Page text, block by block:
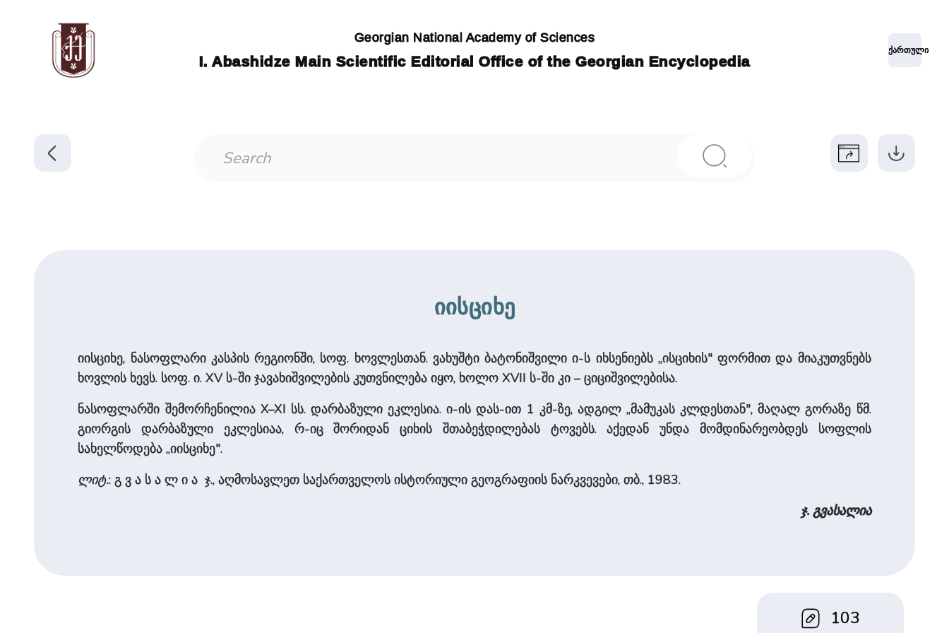
Georgian National Academy of Sciences
I. Abashidze Main Scientific Editorial Office of the Georgian Encyclopedia
ქართული
იისციხე
იისციხე, ნასოფლარი კასპის რეგიონში, სოფ. ხოვლესთან. ვახუშტი ბატონი­შვილი ი-ს იხსენიებს „ისციხის" ფორმით და მიაკუთვნებს
ხოვლის ხევს. სოფ. ი. XV ს-ში ჯა­ვა­ხი­შვი­ლების კუთვნილება იყო, ხოლო XVII ს-ში კი – ციციშვილებისა.
ნასოფლარში შემორჩენილია X–XI სს. დარბაზული ეკლესია. ი-ის დას-ით 1 კმ-ზე, ადგილ „მამუკას კლდესთან", მაღალ გორაზე წმ.
გიორგის დარბაზული ეკლესიაა, რ-იც შორიდან ციხის შთაბეჭდილებას ტოვებს. აქედან უნდა მომდინარეობდეს სოფლის
სახელწოდება „იისციხე".
ლიტ.: გ ვ ა ს ა ლ ი ა ჯ., აღმოსავლეთ სა­ქარ­თვე­ლოს ისტორიული გეოგრაფიის ნარკვევები, თბ., 1983.
ჯ. გვასალია
103